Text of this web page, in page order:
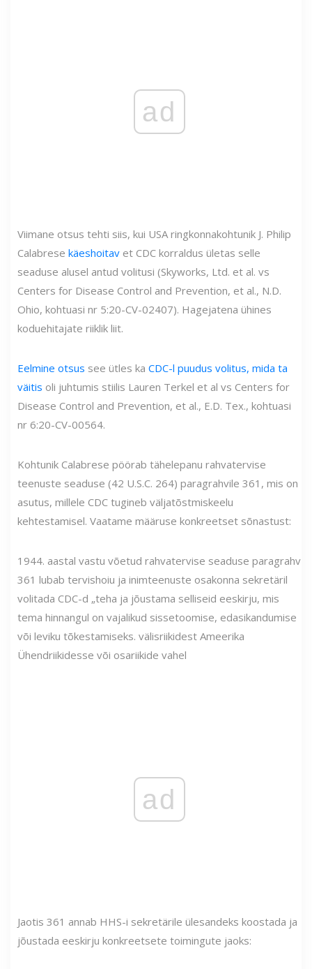
ad
Viimane otsus tehti siis, kui USA ringkonnakohtunik J. Philip
Calabrese käeshoitav et CDC korraldus ületas selle
seaduse alusel antud volitusi (Skyworks, Ltd. et al. vs
Centers for Disease Control and Prevention, et al., N.D.
Ohio, kohtuasi nr 5:20-CV-02407). Hagejatena ühines
koduehitajate riiklik liit.
Eelmine otsus see ütles ka CDC-l puudus volitus, mida ta
väitis oli juhtumis stiilis Lauren Terkel et al vs Centers for
Disease Control and Prevention, et al., E.D. Tex., kohtuasi
nr 6:20-CV-00564.
Kohtunik Calabrese pöörab tähelepanu rahvatervise
teenuste seaduse (42 U.S.C. 264) paragrahvile 361, mis on
asutus, millele CDC tugineb väljatõstmiskeelu
kehtestamisel. Vaatame määruse konkreetset sõnastust:
1944. aastal vastu võetud rahvatervise seaduse paragrahv
361 lubab tervishoiu ja inimteenuste osakonna sekretäril
volitada CDC-d „teha ja jõustama selliseid eeskirju, mis
tema hinnangul on vajalikud sissetoomise, edasikandumise
või leviku tõkestamiseks. välisriikidest Ameerika
Ühendriikidesse või osariikide vahel
ad
Jaotis 361 annab HHS-i sekretärile ülesandeks koostada ja
jõustada eeskirju konkreetsete toimingute jaoks: